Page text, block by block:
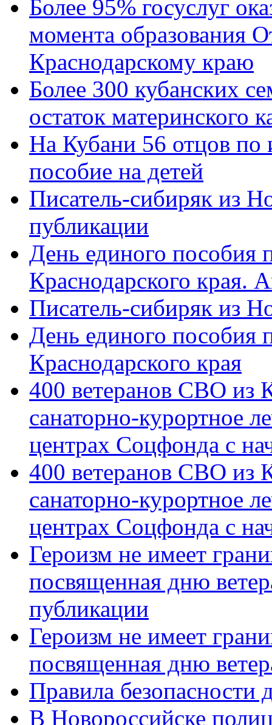
Более 95% госуслуг
момента образования
Краснодарскому краю
Более 300 кубанских
остаток материнского
На Кубани 56 отцов по
пособие на детей
Писатель-сибиряк из
публикации
День единого пособия
Краснодарского края.
Писатель-сибиряк из
День единого пособия
Краснодарского края
400 ветеранов СВО из
санаторно-курортное
центрах Соцфонда с
400 ветеранов СВО из
санаторно-курортное
центрах Соцфонда с
Героизм не имеет
посвященная дню
публикации
Героизм не имеет
посвященная дню
Правила безопасности
В Новороссийске